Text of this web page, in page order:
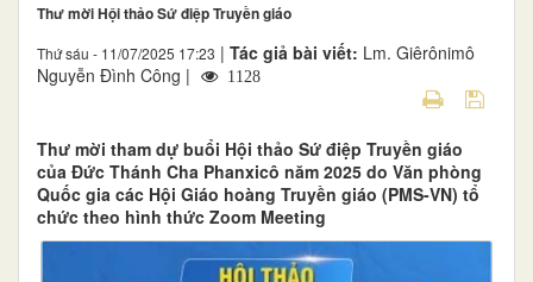
Thư mời Hội thảo Sứ điệp Truyền giáo
Thứ sáu - 11/07/2025 17:23 | Tác giả bài viết: Lm. Giêrônimô
Nguyễn Đình Công |
1128
Thư mời tham dự buổi Hội thảo Sứ điệp Truyền giáo
của Đức Thánh Cha Phanxicô năm 2025 do Văn phòng
Quốc gia các Hội Giáo hoàng Truyền giáo (PMS-VN) tổ
chức theo hình thức Zoom Meeting